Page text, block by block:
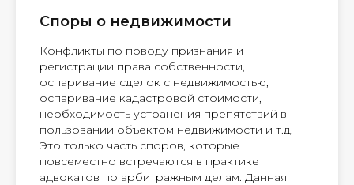
Споры о недвижимости
Конфликты по поводу признания и
регистрации права собственности,
оспаривание сделок с недвижимостью,
оспаривание кадастровой стоимости,
необходимость устранения препятствий в
пользовании объектом недвижимости и т.д.
Это только часть споров, которые
повсеместно встречаются в практике
адвокатов по арбитражным делам. Данная